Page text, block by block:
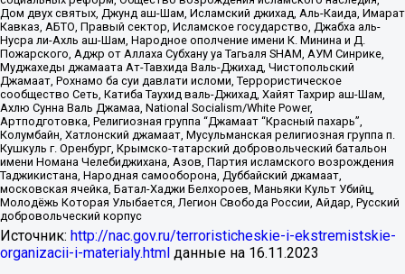
Дом двух святых, Джунд аш-Шам, Исламский джихад, Аль-Каида, Имарат
Кавказ, АБТО, Правый сектор, Исламское государство, Джабха аль-
Нусра ли-Ахль аш-Шам, Народное ополчение имени К. Минина и Д.
Пожарского, Аджр от Аллаха Субхану уа Тагьаля SHAM, АУМ Синрике,
Муджахеды джамаата Ат-Тавхида Валь-Джихад, Чистопольский
Джамаат, Рохнамо ба суи давлати исломи, Террористическое
сообщество Сеть, Катиба Таухид валь-Джихад, Хайят Тахрир аш-Шам,
Ахлю Сунна Валь Джамаа, National Socialism/White Power,
Артподготовка, Религиозная группа “Джамаат “Красный пахарь”,
Колумбайн, Хатлонский джамаат, Мусульманская религиозная группа п.
Кушкуль г. Оренбург, Крымско-татарский добровольческий батальон
имени Номана Челебиджихана, Азов, Партия исламского возрождения
Таджикистана, Народная самооборона, Дуббайский джамаат,
московская ячейка, Батал-Хаджи Белхороев, Маньяки Культ Убийц,
Молодёжь Которая Улыбается, Легион Свобода России, Айдар, Русский
добровольческий корпус
Источник: http://nac.gov.ru/terroristicheskie-i-ekstremistskie-
organizacii-i-materialy.html данные на 16.11.2023